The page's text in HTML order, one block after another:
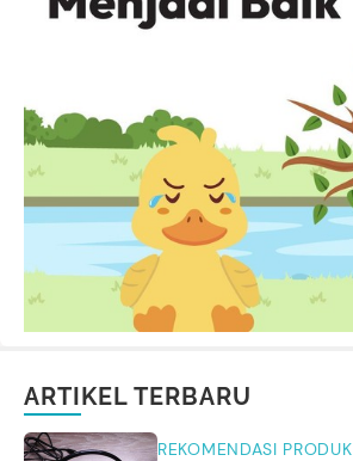
ARTIKEL TERBARU
REKOMENDASI PRODUK